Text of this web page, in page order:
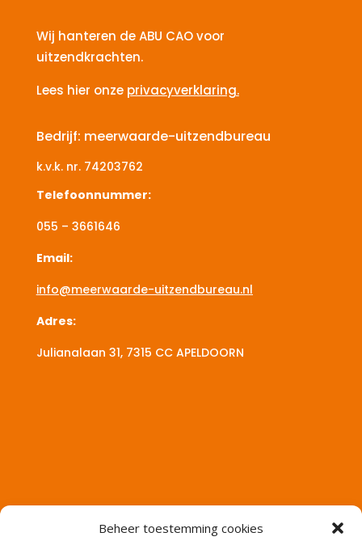
Beheer toestemming cookies
Wij hanteren de ABU CAO voor
uitzendkrachten.
Lees hier onze privacyverklaring.
Bedrijf: meerwaarde-uitzendbureau
k.v.k. nr.74203762
Telefoonnummer:
055 – 3661646
Email:
info@meerwaarde-uitzendbureau.nl
Adres:
Julianalaan 31, 7315 CCAPELDOORN